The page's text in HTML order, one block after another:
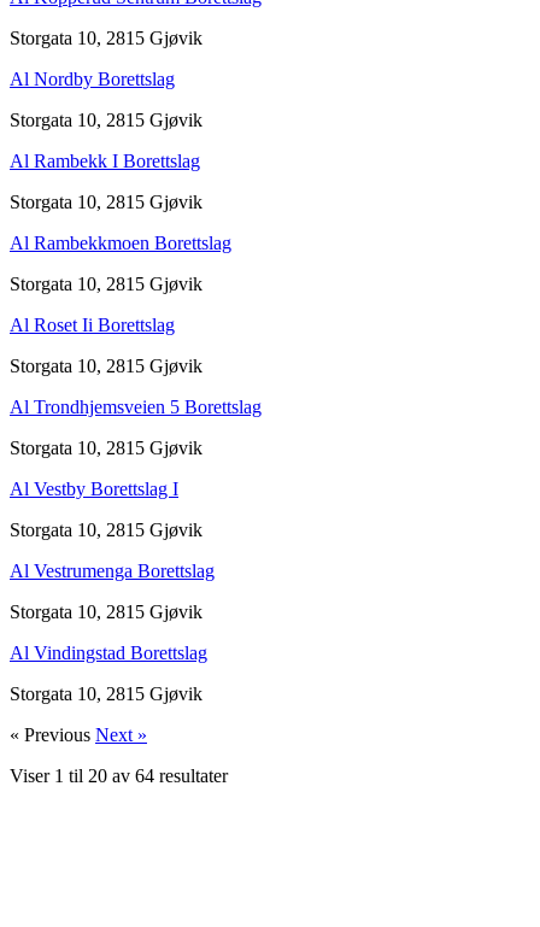
Storgata 10, 2815 Gjøvik
Al Nordby Borettslag
Storgata 10, 2815 Gjøvik
Al Rambekk I Borettslag
Storgata 10, 2815 Gjøvik
Al Rambekkmoen Borettslag
Storgata 10, 2815 Gjøvik
Al Roset Ii Borettslag
Storgata 10, 2815 Gjøvik
Al Trondhjemsveien 5 Borettslag
Storgata 10, 2815 Gjøvik
Al Vestby Borettslag I
Storgata 10, 2815 Gjøvik
Al Vestrumenga Borettslag
Storgata 10, 2815 Gjøvik
Al Vindingstad Borettslag
Storgata 10, 2815 Gjøvik
« Previous Next »
Viser 1 til 20 av 64 resultater